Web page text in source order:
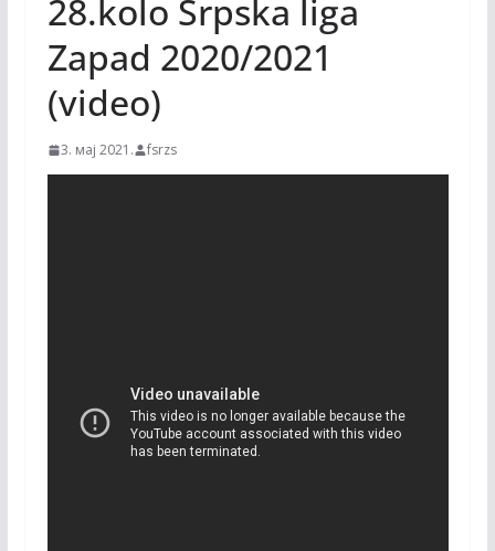
28.kolo Srpska liga
Zapad 2020/2021
(video)
3. мај 2021. fsrzs